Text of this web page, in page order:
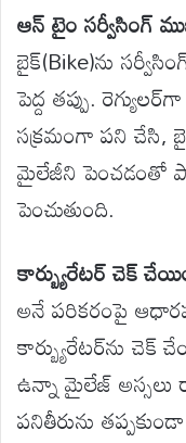
ఆన్ టైం సర్వీసింగ్
బైక్‌(Bike)ను
పెద్ద తప్పు.
సక్రమంగా పని చేసి,
మైలేజీని పెంచడంతో
పెంచుతుంది.
కార్బ్యురేటర్ చెక్
అనే పరికరంపై
కార్బ్యురేటర్‌ను
ఉన్నా మైలేజ్ అస్సలు
పనితీరును